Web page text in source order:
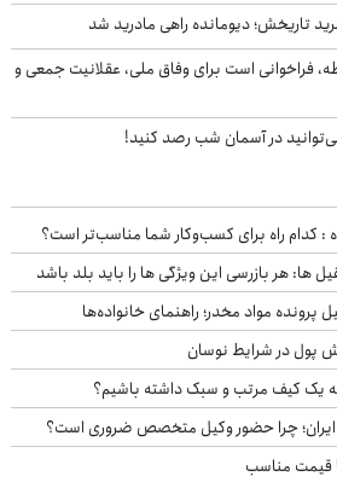
تاریخش؛ دیومانده راهی مادرید شد
فراخوانی است برای وفاق ملی، عقلانیت جمعی و
در آسمان شب رصد کنید!
: کدام راه برای کسب‌وکار شما مناسب‌تر است؟
ها: هر بازرسی این ویژگی ها را باید بلد باشد
پول در شرایط نوسان
یک کیف مرتب و سبک داشته باشیم؟
ایران؛ چرا حضور وکیل متخصص ضروری است؟
قیمت مناسب